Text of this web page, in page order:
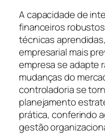
A capacidade de
financeiros
técnicas
empresarial mais
empresa se adapte
mudanças do
controladoria se
planejamento
prática, conferindo
gestão